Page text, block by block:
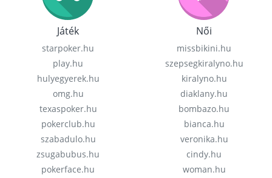
Játék
starpoker.hu
play.hu
hulyegyerek.hu
omg.hu
texaspoker.hu
pokerclub.hu
szabadulo.hu
zsugabubus.hu
pokerface.hu
Női
missbikini.hu
szepsegkiralyno.hu
kiralyno.hu
diaklany.hu
bombazo.hu
bianca.hu
veronika.hu
cindy.hu
woman.hu